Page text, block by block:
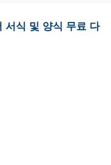
서식 및 양식 무료 다